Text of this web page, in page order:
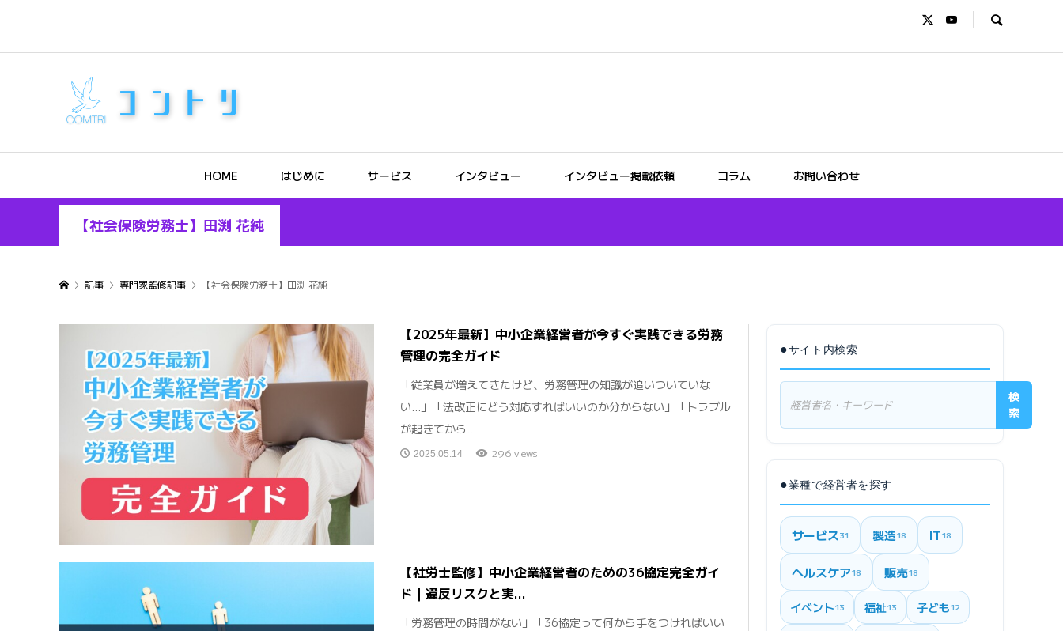
HOME はじめに サービス インタビュー インタビュー掲載依頼 コラム お問い合わせ
【社会保険労務士】田渕 花純
記事 専門家監修記事 【社会保険労務士】田渕 花純
【2025年最新】中小企業経営者が今すぐ実践できる労務
管理の完全ガイド
「従業員が増えてきたけど、労務管理の知識が追いついていな
い…」「法改正にどう対応すればいいのか分からない」「トラブル
が起きてから...
2025.05.14 296 views
【社労士監修】中小企業経営者のための36協定完全ガイ
ド｜違反リスクと実...
「労務管理の時間がない」「36協定って何から手をつければいい
●サイト内検索
検
索
●業種で経営者を探す
サービス31 製造18 IT18
ヘルスケア18 販売18
イベント13 福祉13 子ども12